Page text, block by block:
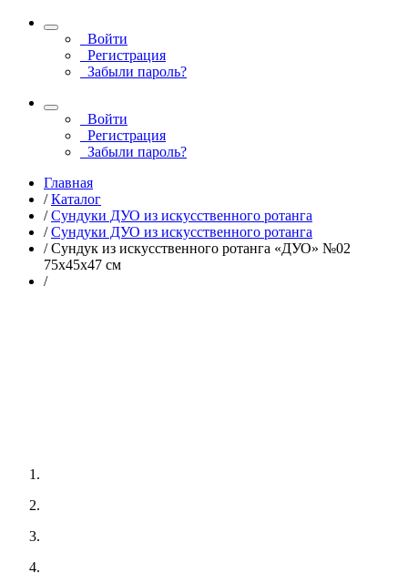
Войти
Регистрация
Забыли пароль?
Войти
Регистрация
Забыли пароль?
Главная
/Каталог
/Сундуки ДУО из искусственного ротанга
/Сундуки ДУО из искусственного ротанга
/Сундук из искусственного ротанга «ДУО» №02
75х45х47 см
/